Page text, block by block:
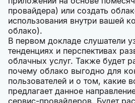
провайдера) или создать
использования внутри вашей
облако).
В первом докладе слушатели
тенденциях и перспективах
облачных услуг. Также будет
почему облако выгодно для
пользователей и о том, какие
предлагает данное
сервис-провайдеров. Будет